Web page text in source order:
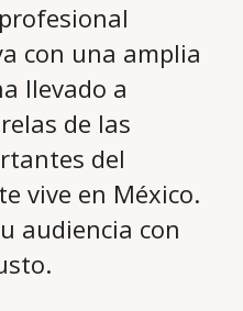
con una amplia
llevado a
de las
del
vive en México.
audiencia con